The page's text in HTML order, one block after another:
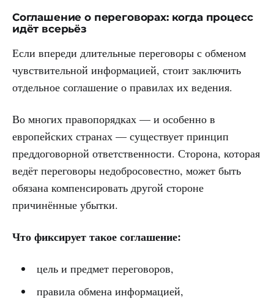
Соглашение о переговорах: когда процесс
идёт всерьёз
Если впереди длительные переговоры с обменом
чувствительной информацией, стоит заключить
отдельное соглашение о правилах их ведения.
Во многих правопорядках — и особенно в
европейских странах — существует принцип
преддоговорной ответственности. Сторона, которая
ведёт переговоры недобросовестно, может быть
обязана компенсировать другой стороне
причинённые убытки.
Что фиксирует такое соглашение:
цель и предмет переговоров,
правила обмена информацией,